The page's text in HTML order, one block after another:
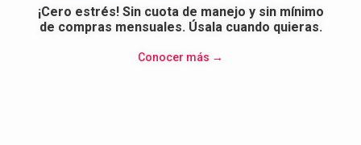
¡Cero estrés! Sin cuota de manejo y sin mínimo
de compras mensuales. Úsala cuando quieras.
Conocer más →